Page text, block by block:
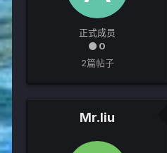
正式成员
0
2篇帖子
Mr.liu